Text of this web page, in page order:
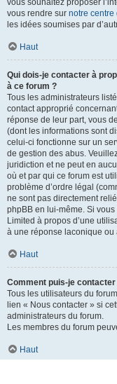
vous souhaitez proposer
vous rendre sur notre centre
les idées soumises par
Haut
Qui dois-je contacter à
à ce forum ?
Tous les administrateurs
contact approprié
réponse de leur part, vous
(dont les informations sont
celui-ci fonctionne sur un
de gestion des abus.
juridiction et ne peut en
où et par qui ce forum est
problème d’ordre légal
ne sont pas directement
phpBB en lui-même. Si
Limited à propos d’une
à une réponse laconique
Haut
Comment puis-je
Tous les utilisateurs du
lien « Nous contacter » si
administrateurs du forum.
Les membres du forum
Haut